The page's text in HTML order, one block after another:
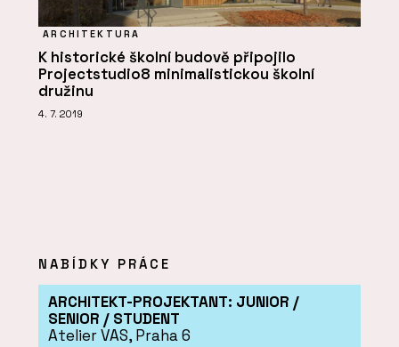
ARCHITEKTURA
K historické školní budově připojilo
Projectstudio8 minimalistickou školní
družinu
4. 7. 2019
NABÍDKY PRÁCE
ARCHITEKT-PROJEKTANT: JUNIOR /
SENIOR / STUDENT
Atelier VAS, Praha 6